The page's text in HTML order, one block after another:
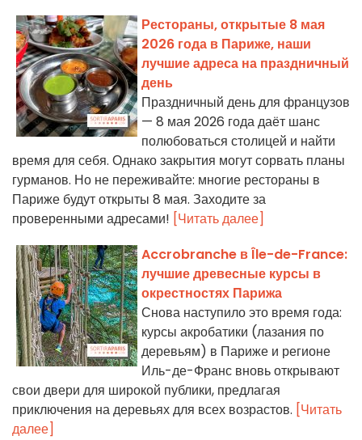
Рестораны, открытые 8 мая
2026 года в Париже, наши
лучшие адреса на праздничный
день
Праздничный день для французов
— 8 мая 2026 года даёт шанс
полюбоваться столицей и найти
время для себя. Однако закрытия могут сорвать планы
гурманов. Но не переживайте: многие рестораны в
Париже будут открыты 8 мая. Заходите за
проверенными адресами! [Читать далее]
Accrobranche в Île-de-France:
лучшие древесные курсы в
окрестностях Парижа
Снова наступило это время года:
курсы акробатики (лазания по
деревьям) в Париже и регионе
Иль-де-Франс вновь открывают
свои двери для широкой публики, предлагая
приключения на деревьях для всех возрастов. [Читать
далее]